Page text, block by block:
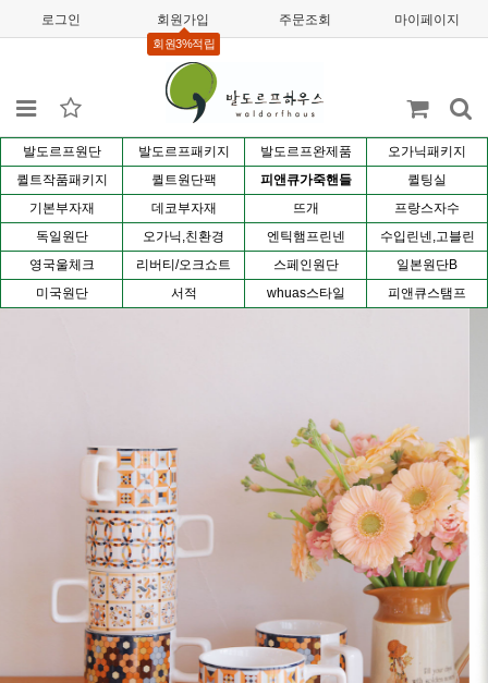
로그인 회원가입
회원3%적립
주문조회 마이페이지
발도르프원단 발도르프패키지 발도르프완제품
오가닉패키지
퀼트작품패키지
퀼트원단팩 피앤큐가죽핸들
퀼팅실
기본부자재
데코부자재 뜨개
프랑스자수
독일원단
오가닉,친환경 엔틱햄프린넨
수입린넨,고블린
영국울체크
리버티/오크쇼트 스페인원단
일본원단B
미국원단
서적 whuas스타일 피앤큐스탬프